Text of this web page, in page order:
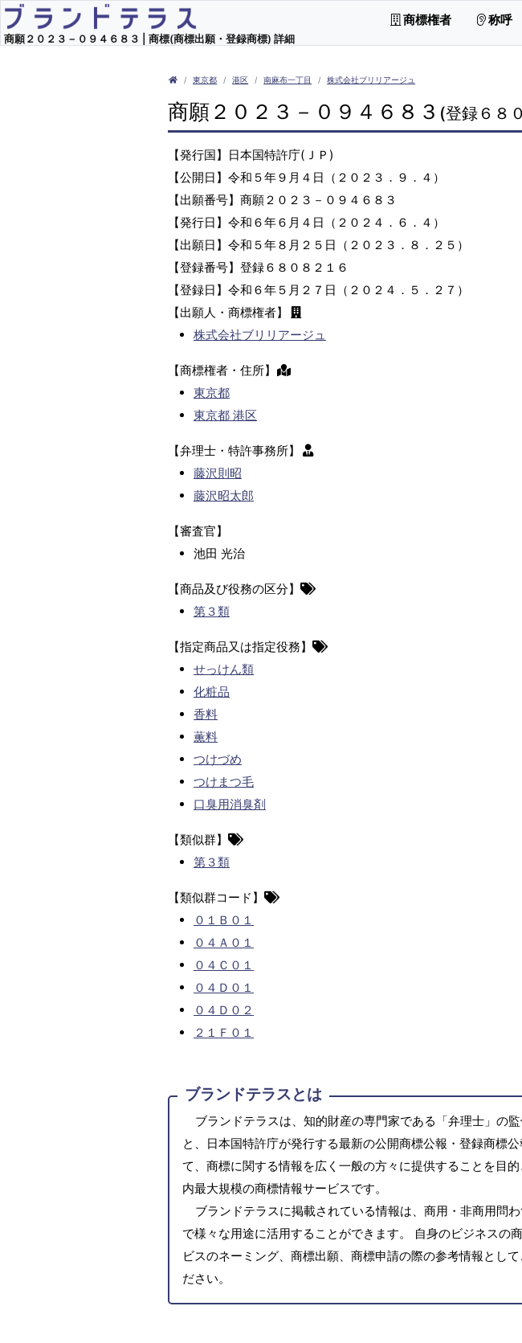
商願２０２３－０９４６８３ | 商標(商標出願・登録商標) 詳細
商標権者 称呼
東京都 港区 南麻布一丁目 株式会社ブリリアージュ
商願２０２３－０９４６８３ (登録６８
【発行国】日本国特許庁(ＪＰ)
【公開日】令和５年９月４日（２０２３．９．４）
【出願番号】商願２０２３－０９４６８３
【発行日】令和６年６月４日（２０２４．６．４）
【出願日】令和５年８月２５日（２０２３．８．２５）
【登録番号】登録６８０８２１６
【登録日】令和６年５月２７日（２０２４．５．２７）
【出願人・商標権者】
株式会社ブリリアージュ
【商標権者・住所】
東京都
東京都 港区
【弁理士・特許事務所】
藤沢則昭
藤沢昭太郎
【審査官】
池田 光治
【商品及び役務の区分】
第３類
【指定商品又は指定役務】
せっけん類
化粧品
香料
薫料
つけづめ
つけまつ毛
口臭用消臭剤
【類似群】
第３類
【類似群コード】
０１Ｂ０１
０４Ａ０１
０４Ｃ０１
０４Ｄ０１
０４Ｄ０２
２１Ｆ０１
ブランドテラスとは
ブランドテラスは、知的財産の専門家である「弁理士」の
と、日本国特許庁が発行する最新の公開商標公報・登録商標
て、商標に関する情報を広く一般の方々に提供することを目
内最大規模の商標情報サービスです。
ブランドテラスに掲載されている情報は、商用・非商用問
で様々な用途に活用することができます。 自身のビジネスの
ビスのネーミング、商標出願、商標申請の際の参考情報として
ださい。